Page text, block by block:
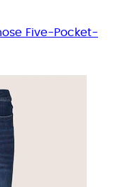
Five-Pocket-